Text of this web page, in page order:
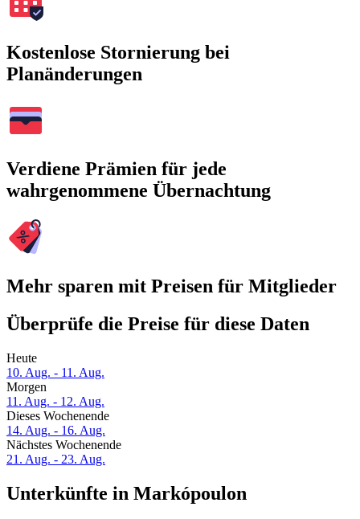
Kostenlose Stornierung bei
Planänderungen
Verdiene Prämien für jede
wahrgenommene Übernachtung
Mehr sparen mit Preisen für Mitglieder
Überprüfe die Preise für diese Daten
Heute
10. Aug. - 11. Aug.
Morgen
11. Aug. - 12. Aug.
Dieses Wochenende
14. Aug. - 16. Aug.
Nächstes Wochenende
21. Aug. - 23. Aug.
Unterkünfte in Markópoulon